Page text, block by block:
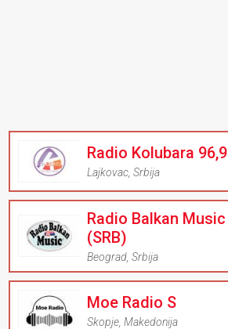
Radio Kolubara 96,9
Lajkovac ,Srbija
Radio Balkan Music
(SRB)
Beograd ,Srbija
Moe Radio S
Skopje ,Makedonija